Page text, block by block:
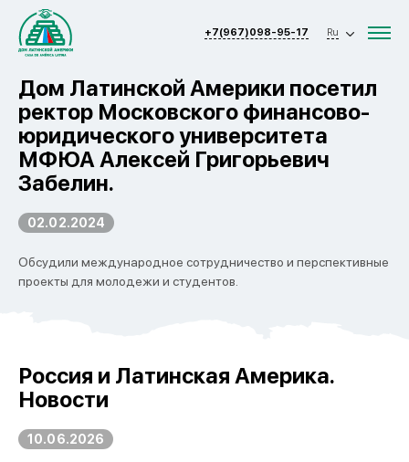
+7(967)098-95-17 Ru
Дом Латинской Америки посетил
ректор Московского финансово-
юридического университета
МФЮА Алексей Григорьевич
Забелин.
02.02.2024
Обсудили международное сотрудничество и перспективные
проекты для молодежи и студентов.
Россия и Латинская Америка.
Новости
10.06.2026